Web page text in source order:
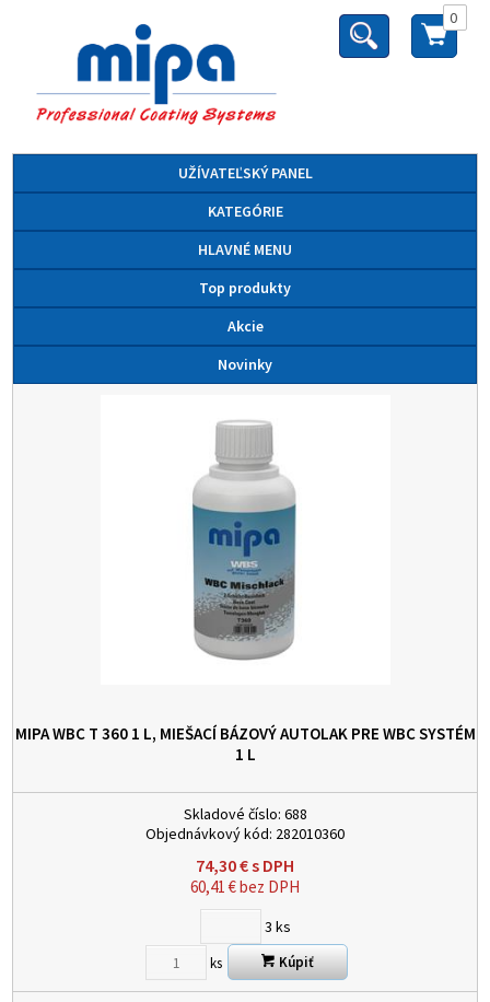
0
UŽÍVATEĽSKÝ PANEL
KATEGÓRIE
HLAVNÉ MENU
Top produkty
Akcie
Novinky
MIPA WBC T 360 1 L, MIEŠACÍ BÁZOVÝ AUTOLAK PRE WBC SYSTÉM
1 L
Skladové číslo: 688
Objednávkový kód: 282010360
74,30€s DPH
60,41 €bez DPH
3 ks
ks Kúpiť